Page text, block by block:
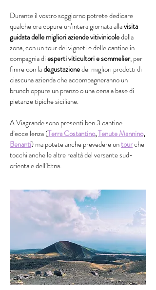
Durante il vostro soggiorno potrete dedicare
qualche ora oppure un’intera giornata allavisita
guidata delle migliori aziende vitivinicoledella
zona, con un tour dei vigneti e delle cantine in
compagnia diesperti viticultori e sommelier, per
finire con ladegustazionedei migliori prodotti di
ciascuna azienda che accompagneranno un
brunch oppure un pranzo o una cena a base di
pietanze tipiche siciliane.
A Viagrande sono presenti ben 3 cantine
d’eccellenza (Terra Costantino,Tenute Mannino,
Benanti) ma potete anche prevedere untourche
tocchi anche le altre realtà del versante sud-
orientale dell’Etna.